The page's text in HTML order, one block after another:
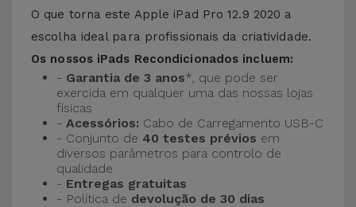
O que torna este Apple iPad Pro 12.9 2020 a
escolha ideal para profissionais da criatividade.
Os nossos iPads Recondicionados incluem:
- Garantia de 3 anos*, que pode ser
exercida em qualquer uma das nossas lojas
físicas
- Acessórios: Cabo de Carregamento USB-C
- Conjunto de 40 testes prévios em
diversos parâmetros para controlo de
qualidade
- Entregas gratuitas
- Política de devolução de 30 dias